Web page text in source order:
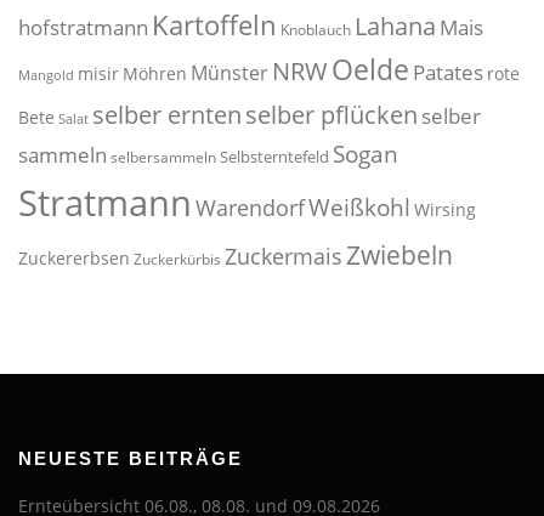
hofstratmann Kartoffeln Knoblauch Lahana Mais
Mangold misir Möhren Münster NRWOelde Patates rote
Bete Salat selber erntenselber pflücken selber
sammeln selbersammelnSelbsterntefeld Sogan
Stratmann WarendorfWeißkohl Wirsing
Zuckererbsen Zuckerkürbis Zuckermais Zwiebeln
NEUESTE BEITRÄGE
Ernteübersicht 06.08., 08.08. und 09.08.2026